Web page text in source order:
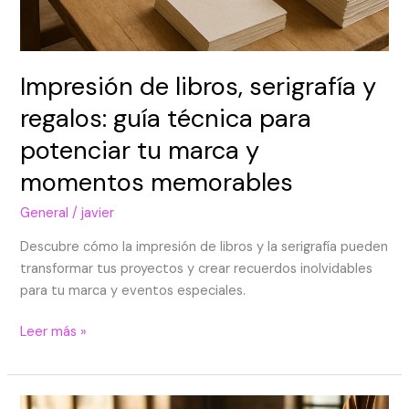
Impresión de libros, serigrafía y
regalos: guía técnica para
potenciar tu marca y
momentos memorables
General /javier
Descubre cómo la impresión de libros y la serigrafía pueden
transformar tus proyectos y crear recuerdos inolvidables
para tu marca y eventos especiales.
Leer más »
Impulsando